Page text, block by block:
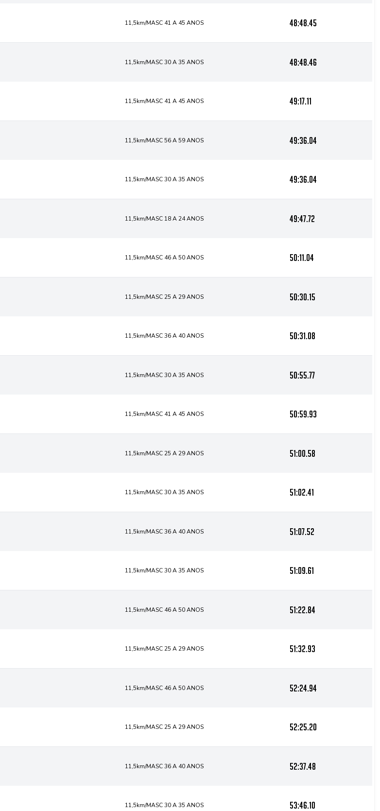
11,5km/MASC 41 A 45 ANOS 48:48.45
11,5km/MASC 30 A 35 ANOS 48:48.46
11,5km/MASC 41 A 45 ANOS 49:17.11
11,5km/MASC 56 A 59 ANOS 49:36.04
11,5km/MASC 30 A 35 ANOS 49:36.04
11,5km/MASC 18 A 24 ANOS 49:47.72
11,5km/MASC 46 A 50 ANOS 50:11.04
11,5km/MASC 25 A 29 ANOS 50:30.15
11,5km/MASC 36 A 40 ANOS 50:31.08
11,5km/MASC 30 A 35 ANOS 50:55.77
11,5km/MASC 41 A 45 ANOS 50:59.93
11,5km/MASC 25 A 29 ANOS 51:00.58
11,5km/MASC 30 A 35 ANOS 51:02.41
11,5km/MASC 36 A 40 ANOS 51:07.52
11,5km/MASC 30 A 35 ANOS 51:09.61
11,5km/MASC 46 A 50 ANOS 51:22.84
11,5km/MASC 25 A 29 ANOS 51:32.93
11,5km/MASC 46 A 50 ANOS 52:24.94
11,5km/MASC 25 A 29 ANOS 52:25.20
11,5km/MASC 36 A 40 ANOS 52:37.48
11,5km/MASC 30 A 35 ANOS 53:46.10